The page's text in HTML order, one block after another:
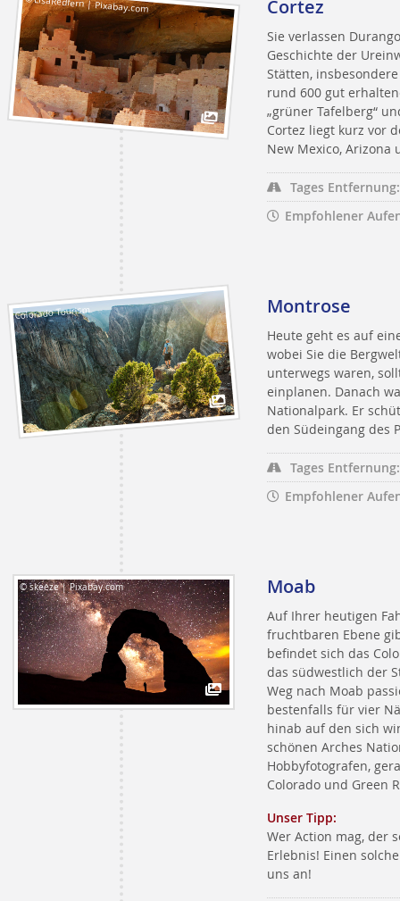
Cortez
Sie verlassen
Geschichte der
Stätten,
rund 600 gut
„grüner Tafelberg“
Cortez liegt kurz vor
New Mexico, Arizona
Tages Entfernung:
Empfohlener
Colorado Tourism Montrose
Heute geht es auf
wobei Sie die
unterwegs waren,
einplanen. Danach
Nationalpark. Er
den Südeingang des
Tages Entfernung:
Empfohlener
© skeeze | Pixabay.com Moab
Auf Ihrer heutigen
fruchtbaren Ebene
befindet sich das
das südwestlich der
Weg nach Moab
bestenfalls für vier
hinab auf den sich
schönen Arches
Hobbyfotografen,
Colorado und Green
Unser Tipp:
Wer Action mag, der
Erlebnis! Einen
uns an!